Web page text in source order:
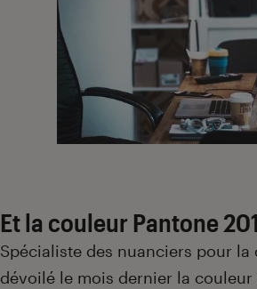
Et la couleur Pantone
Spécialiste des nuanciers pour la
dévoilé le mois dernier la couleur